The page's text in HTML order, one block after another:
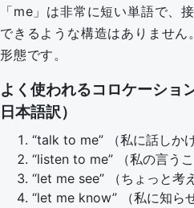
「me」は非常に短い単語で、
できるような構造はありませ
形態です。
よく使われるコロケーショ
日本語訳）
“talk to me” （私に話しか
“listen to me” （私の言うこ
“let me see” （ちょっと考
“let me know” （私に知らせ